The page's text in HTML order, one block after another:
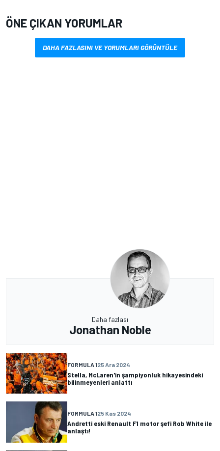
ÖNE ÇIKAN YORUMLAR
DAHA FAZLASINI VE YORUMLARI GÖRÜNTÜLE
Daha fazlası
Jonathan Noble
FORMULA 125 Ara 2024
Stella, McLaren'in şampiyonluk hikayesindeki
bilinmeyenleri anlattı
FORMULA 125 Kas 2024
Andretti eski Renault F1 motor şefi Rob White ile
anlaştı!